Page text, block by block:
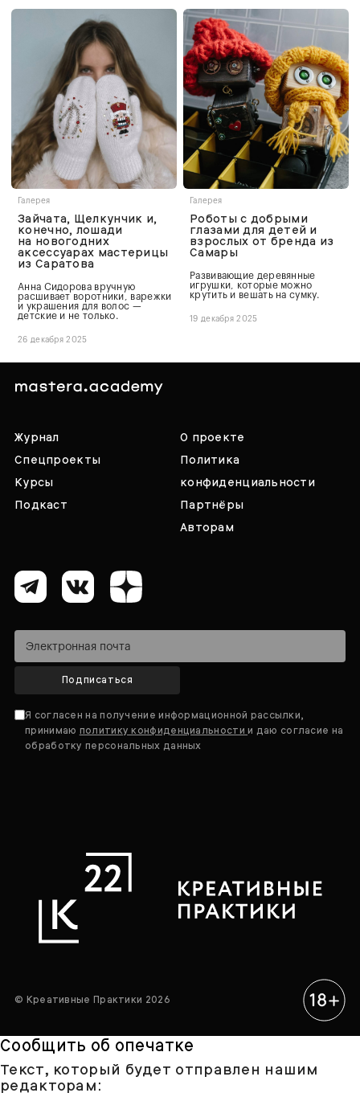
Галерея
Зайчата, Щелкунчик и,
конечно, лошади
на новогодних
аксессуарах мастерицы
из Саратова
Анна Сидорова вручную
расшивает воротники, варежки
и украшения для волос —
детские и не только.
26 декабря 2025
Галерея
Роботы с добрыми
глазами для детей и
взрослых от бренда из
Самары
Развивающие деревянные
игрушки, которые можно
крутить и вешать на сумку.
19 декабря 2025
Журнал
Спецпроекты
Курсы
Подкаст
О проекте
Политика
конфиденциальности
Партнёры
Авторам
Подписаться
Я согласен на получение информационной рассылки,
принимаю политику конфиденциальностии даю согласие на
обработку персональных данных
© Креативные Практики 2026
Сообщить об опечатке
Текст, который будет отправлен нашим
редакторам: